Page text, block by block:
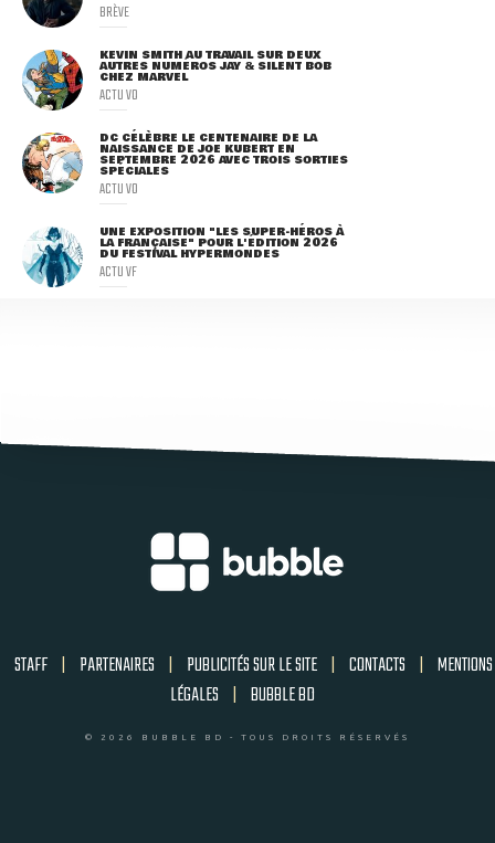
BRÈVE
KEVIN SMITH AU TRAVAIL SUR DEUX
AUTRES NUMÉROS JAY & SILENT BOB
CHEZ MARVEL
ACTU VO
DC CÉLÈBRE LE CENTENAIRE DE LA
NAISSANCE DE JOE KUBERT EN
SEPTEMBRE 2026 AVEC TROIS SORTIES
SPÉCIALES
ACTU VO
UNE EXPOSITION "LES SUPER-HÉROS À
LA FRANÇAISE" POUR L'ÉDITION 2026
DU FESTIVAL HYPERMONDES
ACTU VF
STAFF | PARTENAIRES | PUBLICITÉS SUR LE SITE | CONTACTS | MENTIONS
LÉGALES | BUBBLE BD
© 2026 BUBBLE BD - TOUS DROITS RÉSERVÉS